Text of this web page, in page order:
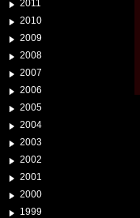
2011
2010
2009
2008
2007
2006
2005
2004
2003
2002
2001
2000
1999